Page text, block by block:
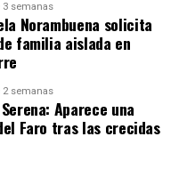
3 semanas
Norambuena solicita
familia aislada en
2 semanas
Aparece una
Faro tras las crecidas